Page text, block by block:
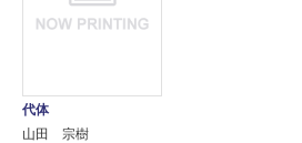
代体
山田 宗樹